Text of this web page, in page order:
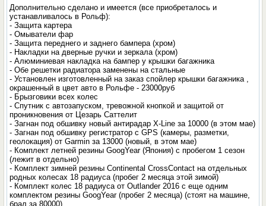
Дополнительно сделано и имеется (все приобреталось и
устанавливалось в Рольф):
- Защита картера
- Омыватели фар
- Защита переднего и заднего бампера (хром)
- Накладки на дверные ручки и зеркала (хром)
- Алюминиевая накладка на бампер у крышки багажника
- Обе решетки радиатора заменены на стальные
- Установлен изготовленный на заказ спойлер крышки багажника ,
окрашенный в цвет авто в Рольфе - 23000руб
- Брызговики всех колес
- Спутник с автозапуском, тревожной кнопкой и защитой от
проникновения от Цезарь Саттелит
- Загнан под обшивку новый антирадар X-Line за 10000 (в этом мае)
- Загнан под обшивку регистратор с GPS (камеры, разметки,
геолокация) от Garmin за 13000 (новый, в этом мае)
- Комплект летней резины GoogYear (Япония) с пробегом 1 сезон
(лежит в отдельно)
- Комплект зимней резины Continental CrossContact на отдельных
родных колесах 18 радиуса (пробег 2 месяца этой зимой)
- Комплект колес 18 радиуса от Outlander 2016 с еще одним
комплектом резины GoogYear (пробег 2 месяца) (стоят на машине,
брал за 80000)